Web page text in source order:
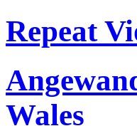
Repeat
Wales